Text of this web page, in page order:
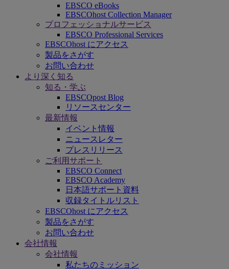
EBSCO eBooks
EBSCOhost Collection Manager
プロフェッショナルサービス
EBSCO Professional Services
EBSCOhost にアクセス
製品をさがす
お問い合わせ
より深く知る
知る・学ぶ
EBSCOpost Blog
リソースセンター
最新情報
イベント情報
ニュースレター
プレスリリース
ご利用サポート
EBSCO Connect
EBSCO Academy
日本語サポート資料
収録タイトルリスト
EBSCOhost にアクセス
製品をさがす
お問い合わせ
会社情報
会社情報
私たちのミッション